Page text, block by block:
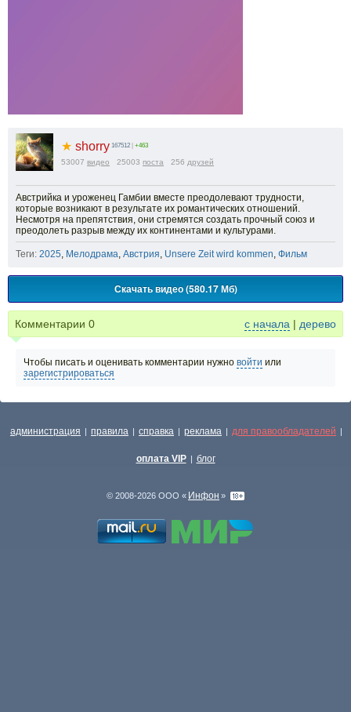
★ shorry 167512 +463
53007 видео 25003 поста 256 друзей
Австрийка и уроженец Гамбии вместе преодолевают трудности,
которые возникают в результате их романтических отношений.
Несмотря на препятствия, они стремятся создать прочный союз и
преодолеть разрыв между их континентами и культурами.
Теги: 2025, Мелодрама, Австрия, Unsere Zeit wird kommen, Фильм
Скачать видео (580.17 Мб)
Комментарии 0 с начала | дерево
Чтобы писать и оценивать комментарии нужно войти или
зарегистрироваться
администрация | правила | справка | реклама | для правообладателей |
оплата VIP | блог
© 2008-2026 ООО « Инфон »